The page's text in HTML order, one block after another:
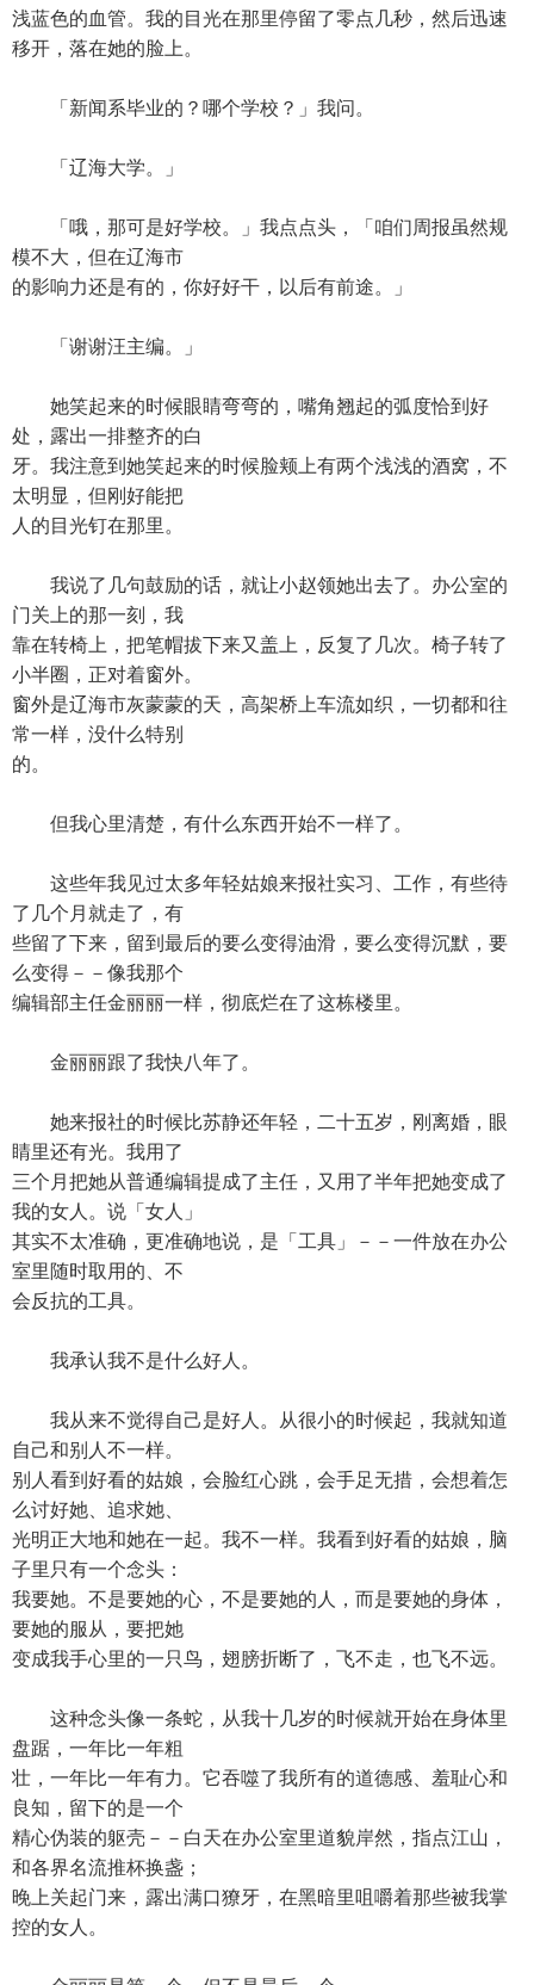
浅蓝色的血管。我的目光在那里停留了零点几秒，然后迅速
移开，落在她的脸上。
「新闻系毕业的？哪个学校？」我问。
「辽海大学。」
「哦，那可是好学校。」我点点头，「咱们周报虽然规
模不大，但在辽海市
的影响力还是有的，你好好干，以后有前途。」
「谢谢汪主编。」
她笑起来的时候眼睛弯弯的，嘴角翘起的弧度恰到好
处，露出一排整齐的白
牙。我注意到她笑起来的时候脸颊上有两个浅浅的酒窝，不
太明显，但刚好能把
人的目光钉在那里。
我说了几句鼓励的话，就让小赵领她出去了。办公室的
门关上的那一刻，我
靠在转椅上，把笔帽拔下来又盖上，反复了几次。椅子转了
小半圈，正对着窗外。
窗外是辽海市灰蒙蒙的天，高架桥上车流如织，一切都和往
常一样，没什么特别
的。
但我心里清楚，有什么东西开始不一样了。
这些年我见过太多年轻姑娘来报社实习、工作，有些待
了几个月就走了，有
些留了下来，留到最后的要么变得油滑，要么变得沉默，要
么变得－－像我那个
编辑部主任金丽丽一样，彻底烂在了这栋楼里。
金丽丽跟了我快八年了。
她来报社的时候比苏静还年轻，二十五岁，刚离婚，眼
睛里还有光。我用了
三个月把她从普通编辑提成了主任，又用了半年把她变成了
我的女人。说「女人」
其实不太准确，更准确地说，是「工具」－－一件放在办公
室里随时取用的、不
会反抗的工具。
我承认我不是什么好人。
我从来不觉得自己是好人。从很小的时候起，我就知道
自己和别人不一样。
别人看到好看的姑娘，会脸红心跳，会手足无措，会想着怎
么讨好她、追求她、
光明正大地和她在一起。我不一样。我看到好看的姑娘，脑
子里只有一个念头：
我要她。不是要她的心，不是要她的人，而是要她的身体，
要她的服从，要把她
变成我手心里的一只鸟，翅膀折断了，飞不走，也飞不远。
这种念头像一条蛇，从我十几岁的时候就开始在身体里
盘踞，一年比一年粗
壮，一年比一年有力。它吞噬了我所有的道德感、羞耻心和
良知，留下的是一个
精心伪装的躯壳－－白天在办公室里道貌岸然，指点江山，
和各界名流推杯换盏；
晚上关起门来，露出满口獠牙，在黑暗里咀嚼着那些被我掌
控的女人。